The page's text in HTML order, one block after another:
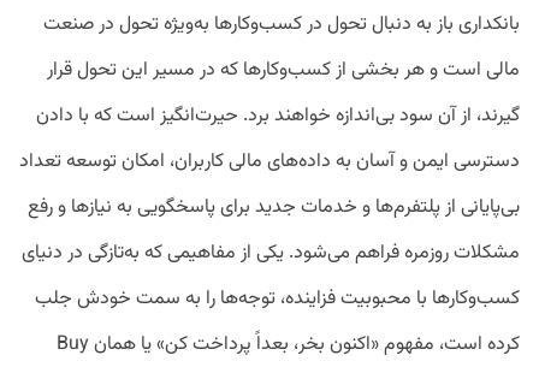
بانکداری باز به دنبال تحول در کسب‌وکارها به‌ویژه تحول در صنعت
مالی است و هر بخشی از کسب‌وکارها که در مسیر این تحول قرار
گیرند، از آن سود بی‌اندازه خواهند برد. حیرت‌انگیز است که با دادن
دسترسی ایمن و آسان به داده‌های مالی کاربران، امکان توسعه تعداد
بی‌پایانی از پلتفرم‌ها و خدمات جدید برای پاسخگویی به نیازها و رفع
مشکلات روزمره فراهم می‌شود. یکی از مفاهیمی که به‌تازگی در دنیای
کسب‌وکارها با محبوبیت فزاینده، توجه‌ها را به سمت خودش جلب
کرده است، مفهوم «اکنون بخر، بعداً پرداخت کن» یا همان Buy